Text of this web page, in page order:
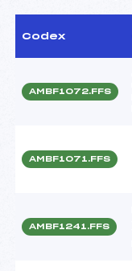
Codex
AMBF1072.FFS
AMBF1071.FFS
AMBF1241.FFS